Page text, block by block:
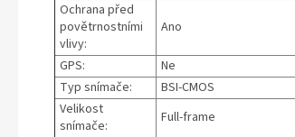
Ochrana před
povětrnostními
vlivy:
Ano
GPS:
Ne
Typ snímače:
BSI-CMOS
Velikost
snímače:
Full-frame